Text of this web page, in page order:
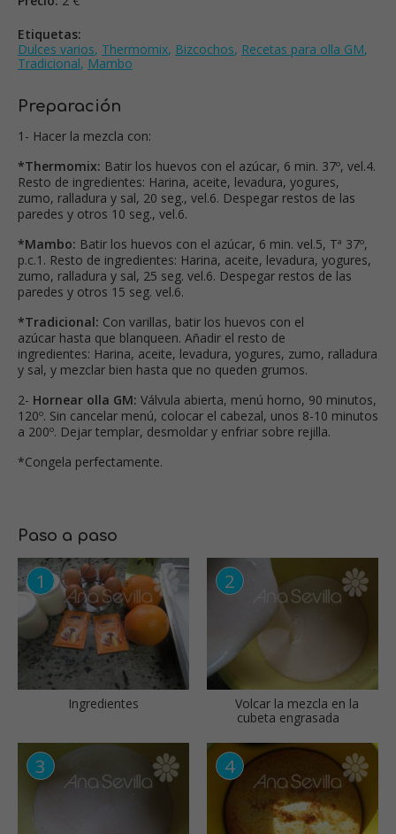
Etiquetas:
Dulces varios, Thermomix, Bizcochos, Recetas para olla GM,
Tradicional, Mambo
Preparación
1- Hacer la mezcla con:
*Thermomix: Batir los huevos con el azúcar, 6 min. 37º, vel.4.
Resto de ingredientes: Harina, aceite, levadura, yogures,
zumo, ralladura y sal, 20 seg., vel.6. Despegar restos de las
paredes y otros 10 seg., vel.6.
*Mambo: Batir los huevos con el azúcar, 6 min. vel.5, Tª 37º,
p.c.1. Resto de ingredientes: Harina, aceite, levadura, yogures,
zumo, ralladura y sal, 25 seg. vel.6. Despegar restos de las
paredes y otros 15 seg. vel.6.
*Tradicional: Con varillas, batir los huevos con el
azúcar hasta que blanqueen. Añadir el resto de
ingredientes: Harina, aceite, levadura, yogures, zumo, ralladura
y sal, y mezclar bien hasta que no queden grumos.
2- Hornear olla GM: Válvula abierta, menú horno, 90 minutos,
120º. Sin cancelar menú, colocar el cabezal, unos 8-10 minutos
a 200º. Dejar templar, desmoldar y enfriar sobre rejilla.
*Congela perfectamente.
Paso a paso
Ingredientes
Volcar la mezcla en la
cubeta engrasada